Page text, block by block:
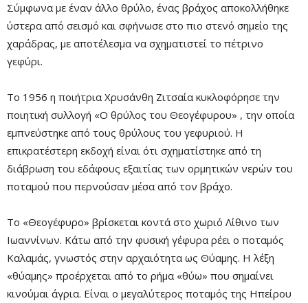
Σύμφωνα με έναν άλλο θρύλο, ένας βράχος αποκολλήθηκε
ύστερα από σεισμό και σφήνωσε στο πιο στενό σημείο της
χαράδρας, με αποτέλεσμα να σχηματιστεί το πέτρινο
γεφύρι.
Το 1956 η ποιήτρια Χρυσάνθη Ζιτσαία κυκλοφόρησε την
ποιητική συλλογή «Ο θρύλος του Θεογέφυρου» , την οποία
εμπνεύστηκε από τους θρύλους του γεφυριού. Η
επικρατέστερη εκδοχή είναι ότι σχηματίστηκε από τη
διάβρωση του εδάφους εξαιτίας των ορμητικών νερών του
ποταμού που περνούσαν μέσα από τον βράχο.
Το «Θεογέφυρο» βρίσκεται κοντά στο χωριό Λίθινο των
Ιωαννίνων. Κάτω από την φυσική γέφυρα ρέει ο ποταμός
Καλαμάς, γνωστός στην αρχαιότητα ως Θύαμης. Η λέξη
«θύαμης» προέρχεται από το ρήμα «θύω» που σημαίνει
κινούμαι άγρια. Είναι ο μεγαλύτερος ποταμός της Ηπείρου